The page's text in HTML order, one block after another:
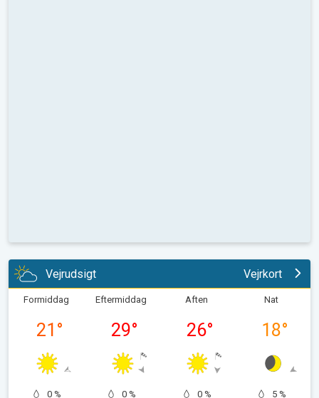
Vejrudsigt Vejrkort
Formiddag
21 °
0 %
Eftermiddag
29°
0 %
Aften
26°
0 %
Nat
18°
5 %